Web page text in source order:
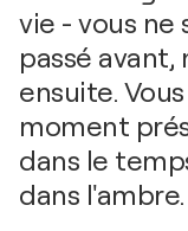
vie - vous ne
passé avant,
ensuite.
moment
dans le
dans